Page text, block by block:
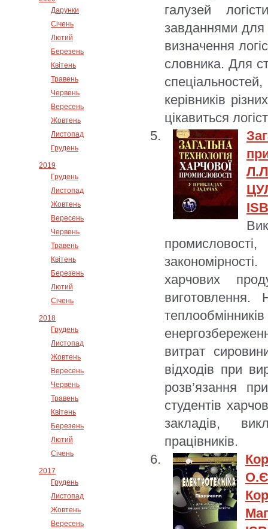
Дарунки
Січень
Лютий
Березень
Квітень
Травень
Червень
Вересень
Жовтень
Листопад
Грудень
2019
Грудень
Листопад
Жовтень
Вересень
Червень
Травень
Квітень
Березень
Лютий
Січень
2018
Грудень
Листопад
Жовтень
Вересень
Червень
Травень
Квітень
Березень
Лютий
Січень
2017
Грудень
Листопад
Жовтень
Вересень
галузей
завданнями для
визначення
словника. Для
керівників
цікавиться
промисловості,
харчових
виготовлення.
витрат
відходів при
розв’язання
студентів
закладів,
працівників.